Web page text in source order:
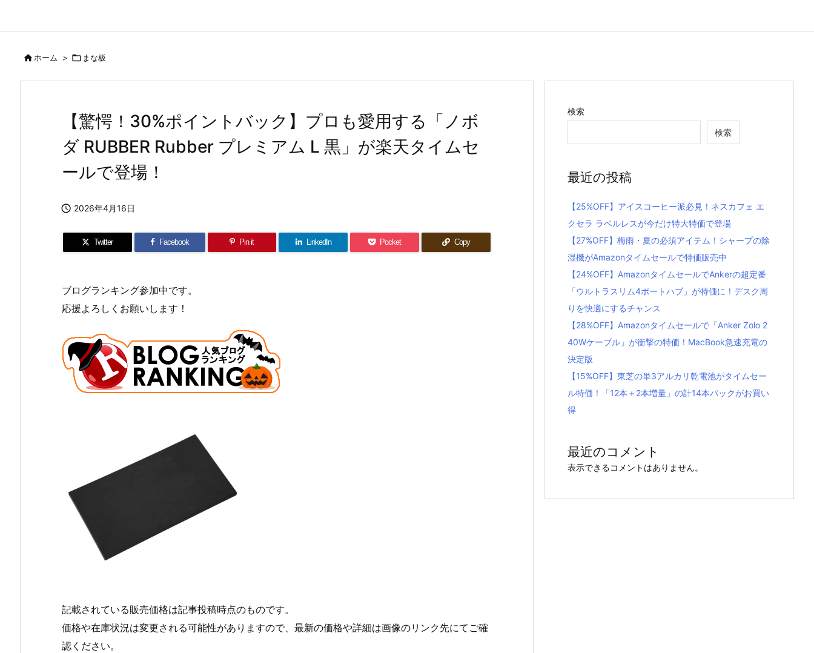
ホーム >  まな板
【驚愕！30%ポイントバック】プロも愛用する「ノボ
ダ RUBBER Rubber プレミアム L 黒」が楽天タイムセ
ールで登場！
 2026年4月16日
Twitter Facebook Pin it LinkedIn Pocket Copy
ブログランキング参加中です。
応援よろしくお願いします！
記載されている販売価格は記事投稿時点のものです。
価格や在庫状況は変更される可能性がありますので、最新の価格や詳細は画像のリンク先にてご確
認ください。
検索
検索
最近の投稿
【25%OFF】アイスコーヒー派必見！ネスカフェ エ
クセラ ラベルレスが今だけ特大特価で登場
【27%OFF】梅雨・夏の必須アイテム！シャープの除
湿機がAmazonタイムセールで特価販売中
【24%OFF】AmazonタイムセールでAnkerの超定番
「ウルトラスリム4ポートハブ」が特価に！デスク周
りを快適にするチャンス
【28%OFF】Amazonタイムセールで「Anker Zolo 2
40Wケーブル」が衝撃の特価！MacBook急速充電の
決定版
【15%OFF】東芝の単3アルカリ乾電池がタイムセー
ル特価！「12本＋2本増量」の計14本パックがお買い
得
最近のコメント
表示できるコメントはありません。